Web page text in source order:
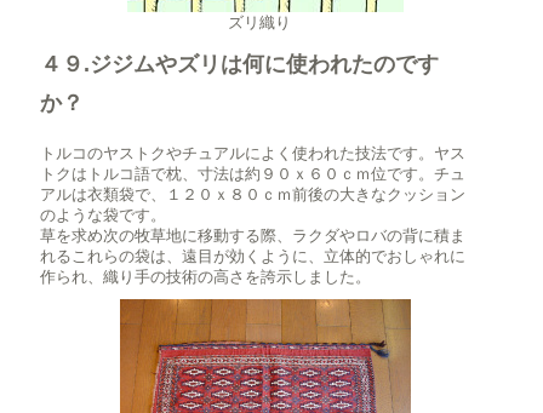
ズリ織り
４９.ジジムやズリは何に使われたのです
か？
トルコのヤストクやチュアルによく使われた技法です。ヤス
トクはトルコ語で枕、寸法は約９０ｘ６０ｃｍ位です。チュ
アルは衣類袋で、１２０ｘ８０ｃｍ前後の大きなクッション
のような袋です。
草を求め次の牧草地に移動する際、ラクダやロバの背に積ま
れるこれらの袋は、遠目が効くように、立体的でおしゃれに
作られ、織り手の技術の高さを誇示しました。